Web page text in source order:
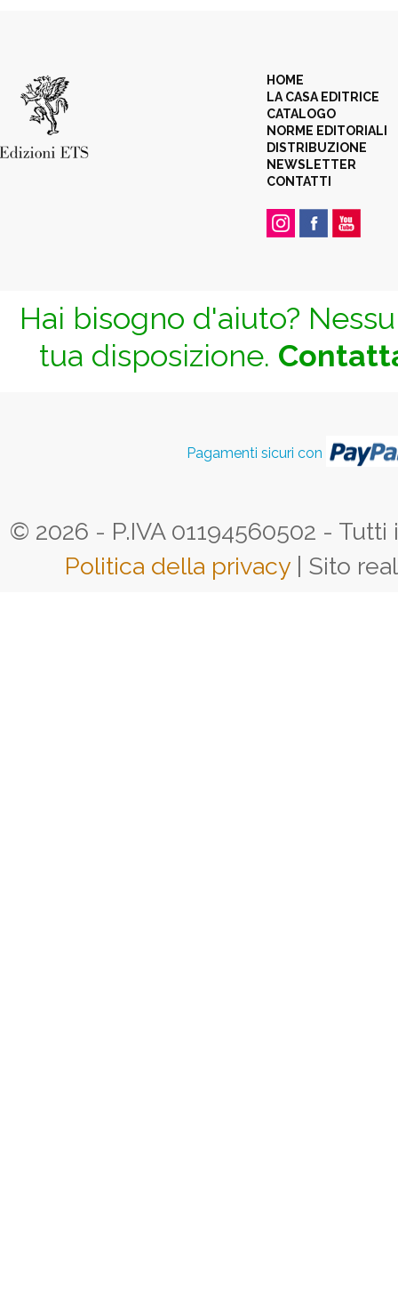
HOME
LA CASA EDITRICE
CATALOGO
NORME EDITORIALI
DISTRIBUZIONE
NEWSLETTER
CONTATTI
Hai bisogno d'aiuto?
tua disposizione.
Pagamenti sicuri con
© 2026 - P.IVA 01194560502 -
Politica della privacy | Sito